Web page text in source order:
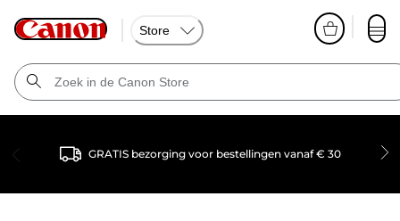
Store
GRATIS bezorging voor bestellingen vanaf € 30